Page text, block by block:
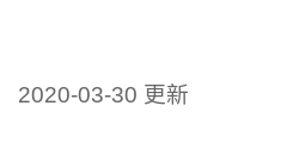
2020-03-30 更新